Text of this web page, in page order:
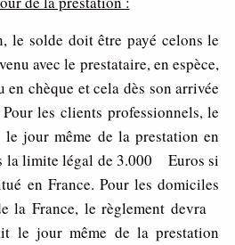
le solde doit être payé celons le
avec le prestataire, en espèce,
en chèque et cela dès son arrivée
les clients professionnels, le
jour même de la prestation en
la limite légal de 3.000 Euros si
en France. Pour les domiciles
France, le règlement devra
le jour même de la prestation